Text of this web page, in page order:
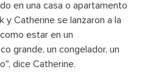
en una casa o apartamento
y Catherine se lanzaron a la
estar en un
grande, un congelador, un
dice Catherine.